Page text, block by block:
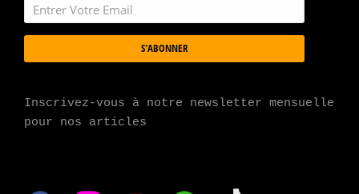
S'ABONNER
Inscrivez-vous à notre newsletter mensuelle
pour nos articles